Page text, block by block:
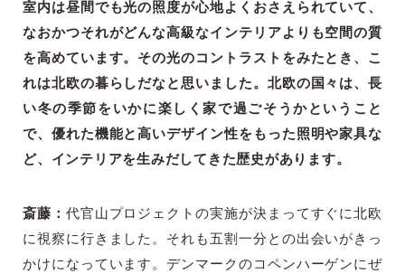
室内は昼間でも光の照度が心地よくおさえられていて、
なおかつそれがどんな高級なインテリアよりも空間の質
を高めています。その光のコントラストをみたとき、こ
れは北欧の暮らしだなと思いました。北欧の国々は、長
い冬の季節をいかに楽しく家で過ごそうかということ
で、優れた機能と高いデザイン性をもった照明や家具な
ど、インテリアを生みだしてきた歴史があります。
斎藤： 代官山プロジェクトの実施が決まってすぐに北欧
に視察に行きました。それも五割一分との出会いがきっ
かけになっています。デンマークのコペンハーゲンにぜ